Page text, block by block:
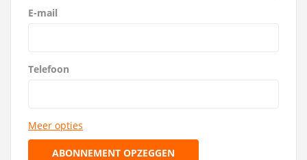
E-mail
Telefoon
Meer opties
ABONNEMENT OPZEGGEN